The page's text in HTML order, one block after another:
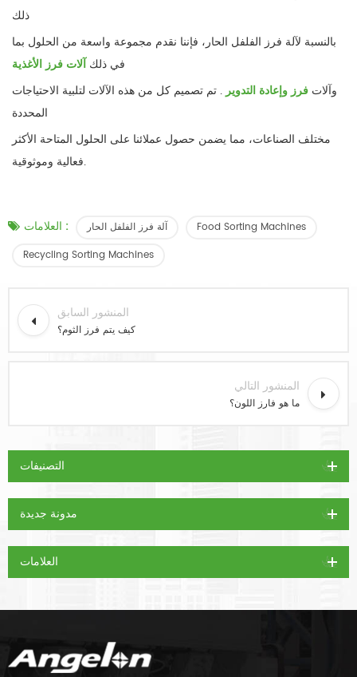
ذلك
بالنسبة لآلة فرز الفلفل الحار، فإننا نقدم مجموعة واسعة من الحلول بما
في ذلكآلات فرز الأغذية
وآلات فرز وإعادة التدوير. تم تصميم كل من هذه الآلات لتلبية الاحتياجات
مختلف الصناعات، مما يضمن حصول عملائنا على الحلول المتاحة الأكثر
فعالية وموثوقية.
العلامات : آلة فرز الفلفل الحار
Food Sorting Machines
Recycling Sorting Machines
المنشور السابق
كيف يتم فرز الثوم؟
المنشور التالي
ما هو فارز اللون؟
التصنيفات
مدونة جديدة
العلامات